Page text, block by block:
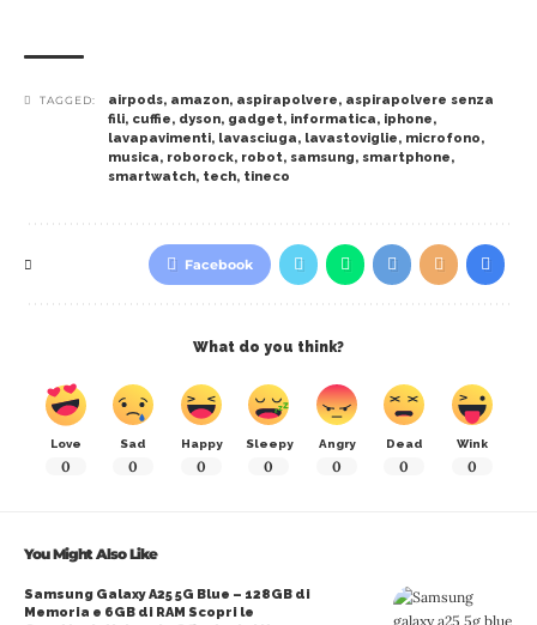
TAGGED: airpods, amazon, aspirapolvere, aspirapolvere senza
fili, cuffie, dyson, gadget, informatica, iphone,
lavapavimenti, lavasciuga, lavastoviglie, microfono,
musica, roborock, robot, samsung, smartphone,
smartwatch, tech, tineco
Facebook
What do you think?
Love
0
Sad
0
Happy
0
Sleepy
0
Angry
0
Dead
0
Wink
0
You Might Also Like
Samsung Galaxy A25 5G Blue – 128GB di
Memoria e 6GB di RAM Scopri le